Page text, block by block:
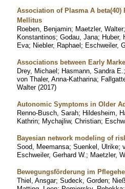
Association of Plasma A beta(40)
Mellitus
Roeben, Benjamin; Maetzler, Walter;
Konstantinos; Godau, Jana; Huber,
Eva; Niebler, Raphael; Eschweiler,
Associations between Early
Drey, Michael; Hasmann, Sandra E. ;
von Thaler, Anna-Katharina;
Walter (2017)
Autonomic Symptoms in Older
Renno-Busch, Sarah; Hildesheim,
Kathrin; Mychajliw, Christian;
Bayesian network modeling of
Sood, Meemansa; Suenkel, Ulrike;
Eschweiler, Gerhard W. ; Maetzler,
Bewegungsförderung im
Thiel, Ansgar; Sudeck, Gorden;